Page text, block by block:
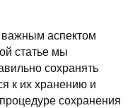
аспектом
статье мы
сохранять
к их хранению и
сохранения